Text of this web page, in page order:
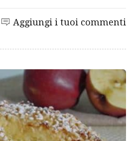
Aggiungi i tuoi commenti